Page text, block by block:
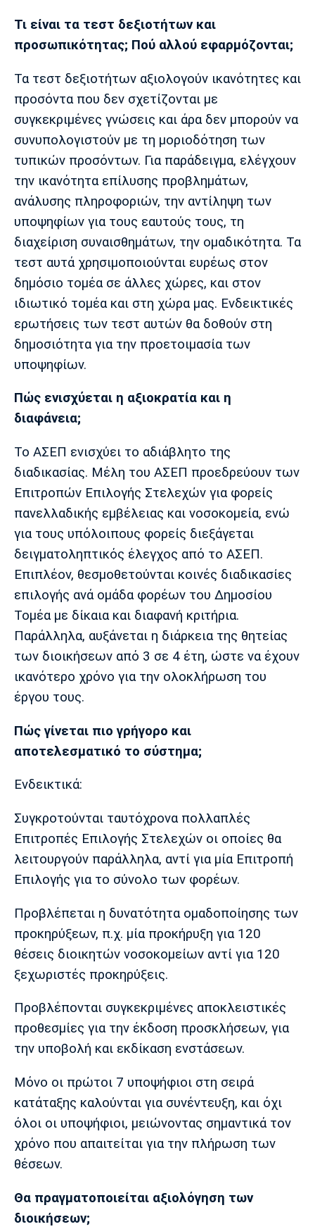
Τι είναι τα τεστ δεξιοτήτων και
προσωπικότητας; Πού αλλού εφαρμόζονται;
Τα τεστ δεξιοτήτων αξιολογούν ικανότητες και
προσόντα που δεν σχετίζονται με
συγκεκριμένες γνώσεις και άρα δεν μπορούν να
συνυπολογιστούν με τη μοριοδότηση των
τυπικών προσόντων. Για παράδειγμα, ελέγχουν
την ικανότητα επίλυσης προβλημάτων,
ανάλυσης πληροφοριών, την αντίληψη των
υποψηφίων για τους εαυτούς τους, τη
διαχείριση συναισθημάτων, την ομαδικότητα. Τα
τεστ αυτά χρησιμοποιούνται ευρέως στον
δημόσιο τομέα σε άλλες χώρες, και στον
ιδιωτικό τομέα και στη χώρα μας. Ενδεικτικές
ερωτήσεις των τεστ αυτών θα δοθούν στη
δημοσιότητα για την προετοιμασία των
υποψηφίων.
Πώς ενισχύεται η αξιοκρατία και η
διαφάνεια;
Το ΑΣΕΠ ενισχύει το αδιάβλητο της
διαδικασίας. Μέλη του ΑΣΕΠ προεδρεύουν των
Επιτροπών Επιλογής Στελεχών για φορείς
πανελλαδικής εμβέλειας και νοσοκομεία, ενώ
για τους υπόλοιπους φορείς διεξάγεται
δειγματοληπτικός έλεγχος από το ΑΣΕΠ.
Επιπλέον, θεσμοθετούνται κοινές διαδικασίες
επιλογής ανά ομάδα φορέων του Δημοσίου
Τομέα με δίκαια και διαφανή κριτήρια.
Παράλληλα, αυξάνεται η διάρκεια της θητείας
των διοικήσεων από 3 σε 4 έτη, ώστε να έχουν
ικανότερο χρόνο για την ολοκλήρωση του
έργου τους.
Πώς γίνεται πιο γρήγορο και
αποτελεσματικό το σύστημα;
Ενδεικτικά:
Συγκροτούνται ταυτόχρονα πολλαπλές
Επιτροπές Επιλογής Στελεχών οι οποίες θα
λειτουργούν παράλληλα, αντί για μία Επιτροπή
Επιλογής για το σύνολο των φορέων.
Προβλέπεται η δυνατότητα ομαδοποίησης των
προκηρύξεων, π.χ. μία προκήρυξη για 120
θέσεις διοικητών νοσοκομείων αντί για 120
ξεχωριστές προκηρύξεις.
Προβλέπονται συγκεκριμένες αποκλειστικές
προθεσμίες για την έκδοση προσκλήσεων, για
την υποβολή και εκδίκαση ενστάσεων.
Μόνο οι πρώτοι 7 υποψήφιοι στη σειρά
κατάταξης καλούνται για συνέντευξη, και όχι
όλοι οι υποψήφιοι, μειώνοντας σημαντικά τον
χρόνο που απαιτείται για την πλήρωση των
θέσεων.
Θα πραγματοποιείται αξιολόγηση των
διοικήσεων;